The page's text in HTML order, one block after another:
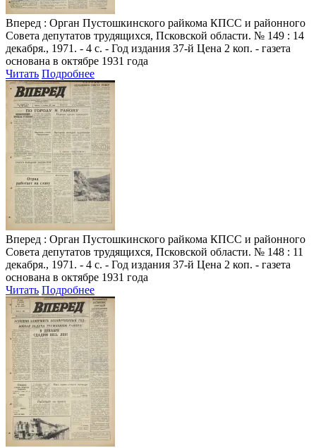
Вперед : Орган Пустошкинского райкома КПСС и районного
Совета депутатов трудящихся, Псковской области. № 149 : 14
декабря., 1971. - 4 с. - Год издания 37-й Цена 2 коп. - газета
основана в октябре 1931 года
Читать Подробнее
Вперед : Орган Пустошкинского райкома КПСС и районного
Совета депутатов трудящихся, Псковской области. № 148 : 11
декабря., 1971. - 4 с. - Год издания 37-й Цена 2 коп. - газета
основана в октябре 1931 года
Читать Подробнее